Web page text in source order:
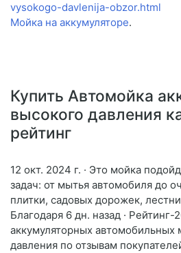
vysokogo-davlenija-obzor.html
Мойка на аккумуляторе.
Купить Автомойка
высокого давления
рейтинг
12 окт. 2024 г. · Это мойка
задач: от мытья автомобиля до
плитки, садовых дорожек,
Благодаря 6 дн. назад ·
аккумуляторных автомобильных
давления по отзывам